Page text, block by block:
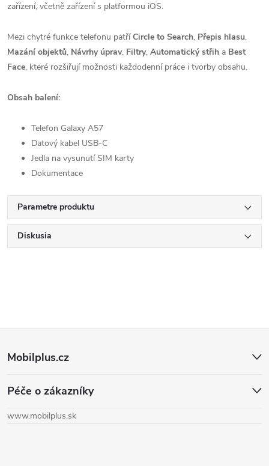
zařízení, včetně zařízení s platformou iOS.
Mezi chytré funkce telefonu patříCircle to Search, Přepis hlasu,
Mazání objektů, Návrhy úprav, Filtry, Automatický střih a Best
Face, které rozšiřují možnosti každodenní práce i tvorby obsahu.
Obsah balení:
Telefon Galaxy A57
Datový kabel USB-C
Jedla na vysunutí SIM karty
Dokumentace
Parametre produktu
Diskusia
p
Mobilplus.cz
Péče o zákazníky
www.mobilplus.sk